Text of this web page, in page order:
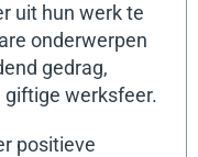
uit hun werk te
onderwerpen
gedrag,
werksfeer.
positieve